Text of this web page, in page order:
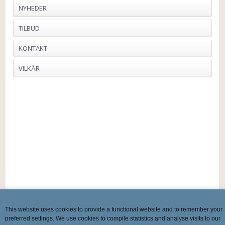
This website uses cookies to provide a functional website and to remember your
preferred settings. We use cookies to compile statistics and analyse visits to our
NYHEDER
TILBUD
KONTAKT
VILKÅR